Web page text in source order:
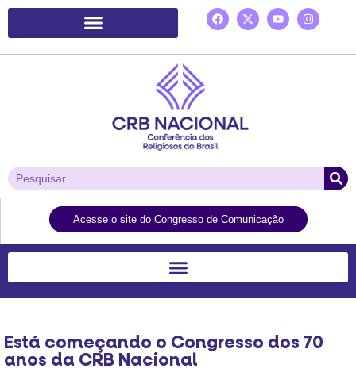
Acesse o site do Congresso de Comunicação
Está começando o Congresso dos 70
anos da CRB Nacional